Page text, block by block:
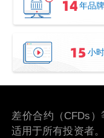
年品
小
差价合约（CFDs
适用于所有投资者